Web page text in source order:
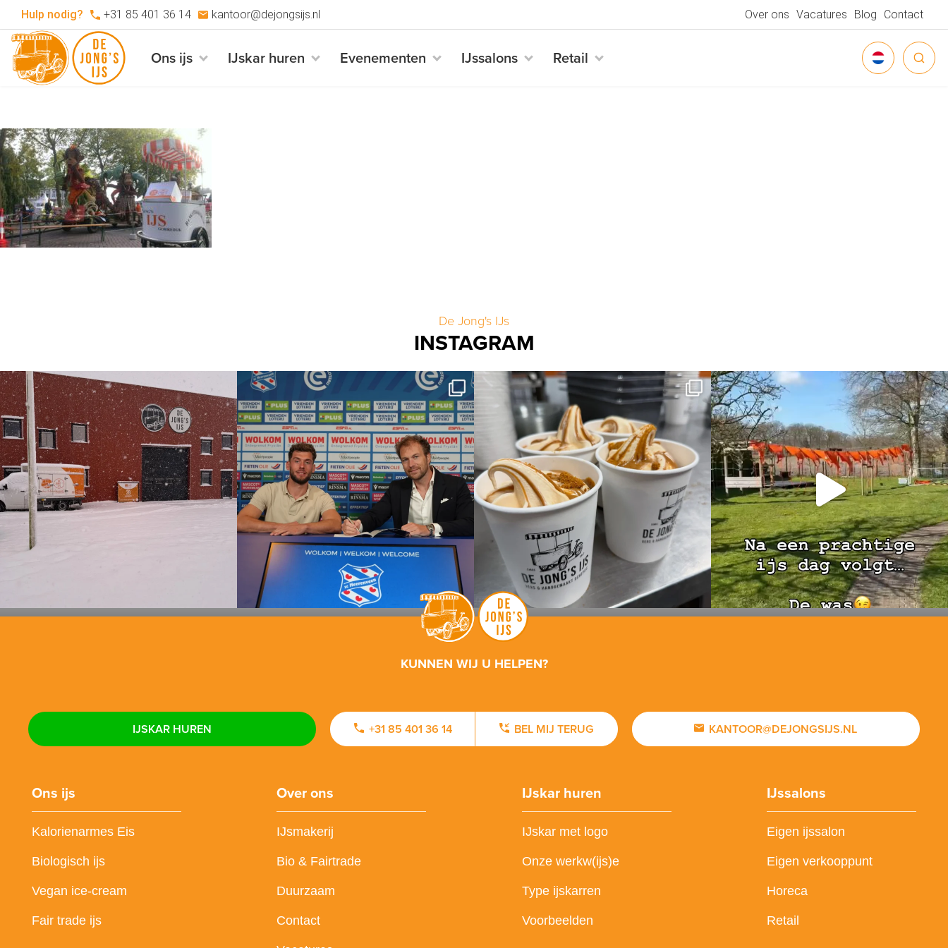
Hulp nodig? +31 85 401 36 14 kantoor@dejongsijs.nl Over ons Vacatures Blog Contact
Ons ijs IJskar huren Evenementen IJssalons Retail
De Jong's IJs
INSTAGRAM
KUNNEN WIJ U HELPEN?
IJSKAR HUREN +31 85 401 36 14 BEL MIJ TERUG KANTOOR@DEJONGSIJS.NL
Ons ijs
Kalorienarmes Eis
Biologisch ijs
Vegan ice-cream
Fair trade ijs
Over ons
IJsmakerij
Bio & Fairtrade
Duurzaam
Contact
IJskar huren
IJskar met logo
Onze werkw(ijs)e
Type ijskarren
Voorbeelden
IJssalons
Eigen ijssalon
Eigen verkooppunt
Horeca
Retail